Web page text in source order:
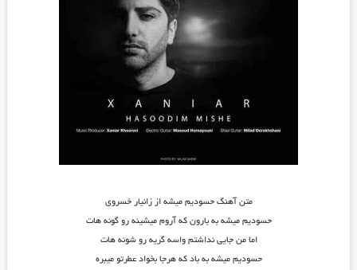
متن آهنگ حسودیم میشه از زانیار خسروی
حسودیم میشه به بارون که آروم میشینه رو گونه هات
اما من جایی نداشتم واسه گریه رو شونه هات
حسودیم میشه به باد که هرجا بخواد عطرتو میبره